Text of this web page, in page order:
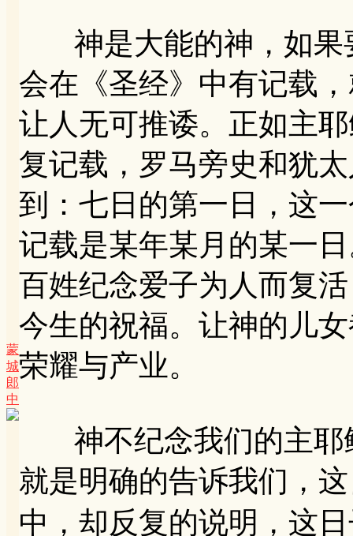
蒙
城
郎
中
神是大能的神，如果
会在《圣经》中有记载
让人无可推诿。正如主
复记载，罗马旁史和犹
到：七日的第一日，这
记载是某年某月的某一
百姓纪念爱子为人而复
今生的祝福。让神的儿
荣耀与产业。
神不纪念我们的主耶
就是明确的告诉我们，
中，却反复的说明，这